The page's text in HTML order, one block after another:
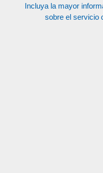
Incluya la mayor
sobre el servicio